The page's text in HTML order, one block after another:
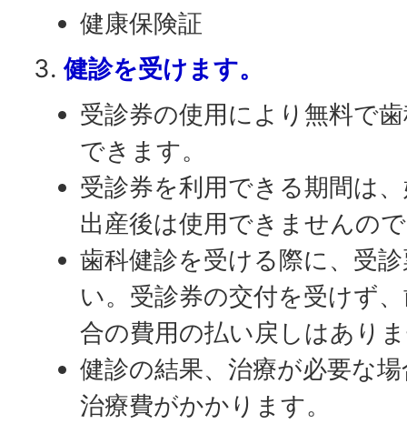
健康保険証
健診を受けます。
受診券の使用により無料で
できます。
受診券を利用できる期間は
出産後は使用できませんの
歯科健診を受ける際に、受
い。受診券の交付を受けず
合の費用の払い戻しはあり
健診の結果、治療が必要な
治療費がかかります。